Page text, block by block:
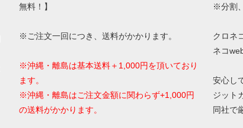
無料！】
※ご注文一回につき、送料がかかります。
※沖縄・離島は基本送料＋1,000円を頂いており
ます。
※沖縄・離島はご注文金額に関わらず+1,000円
の送料がかかります。
※分割
クロネ
ネコ
安心し
ジット
同社で